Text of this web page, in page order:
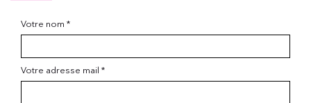
Votre nom *
Votre adresse mail *